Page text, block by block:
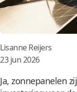
Posted
by:
Lisanne Reijers
23 jun 2026
Ja, zonnepanelen